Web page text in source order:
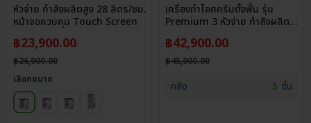
หัวจ่าย กำลังผลิตสูง 28 ลิตร/ชม.
หน้าจอควบคุม Touch Screen
฿23,900.00
฿26,900.00
เลือกขนาด
เครื่องทำไอศครีมตั้งพื้น รุ่น
Premium 3 หัวจ่าย กำลังผลิต
หนืดได้ถึง 12 ระดับ
฿42,900.00
฿45,900.00
คลัง 5 ชิ้น